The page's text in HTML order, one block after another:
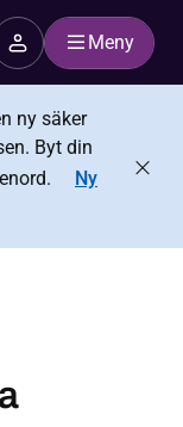
Meny
ny säker
Byt din
Ny